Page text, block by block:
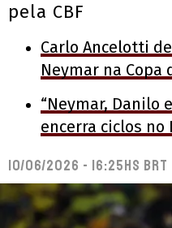
pela CBF
Carlo Ancelotti
Neymar na Copa
“Neymar, Danilo
encerra ciclos no
10/06/2026 - 16:25hs BRT